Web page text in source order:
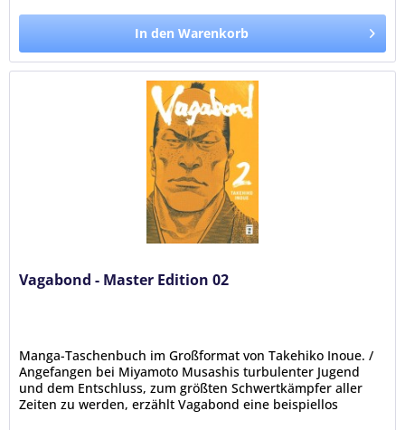
In den Warenkorb
Vagabond - Master Edition 02
Manga-Taschenbuch im Großformat von Takehiko Inoue. /
Angefangen bei Miyamoto Musashis turbulenter Jugend
und dem Entschluss, zum größten Schwertkämpfer aller
Zeiten zu werden, erzählt Vagabond eine beispiellos